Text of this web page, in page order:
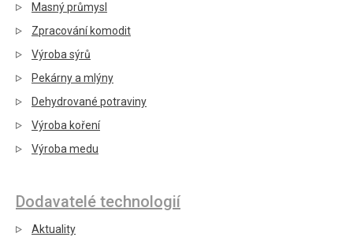
Masný průmysl
Zpracování komodit
Výroba sýrů
Pekárny a mlýny
Dehydrované potraviny
Výroba koření
Výroba medu
Dodavatelé technologií
Aktuality